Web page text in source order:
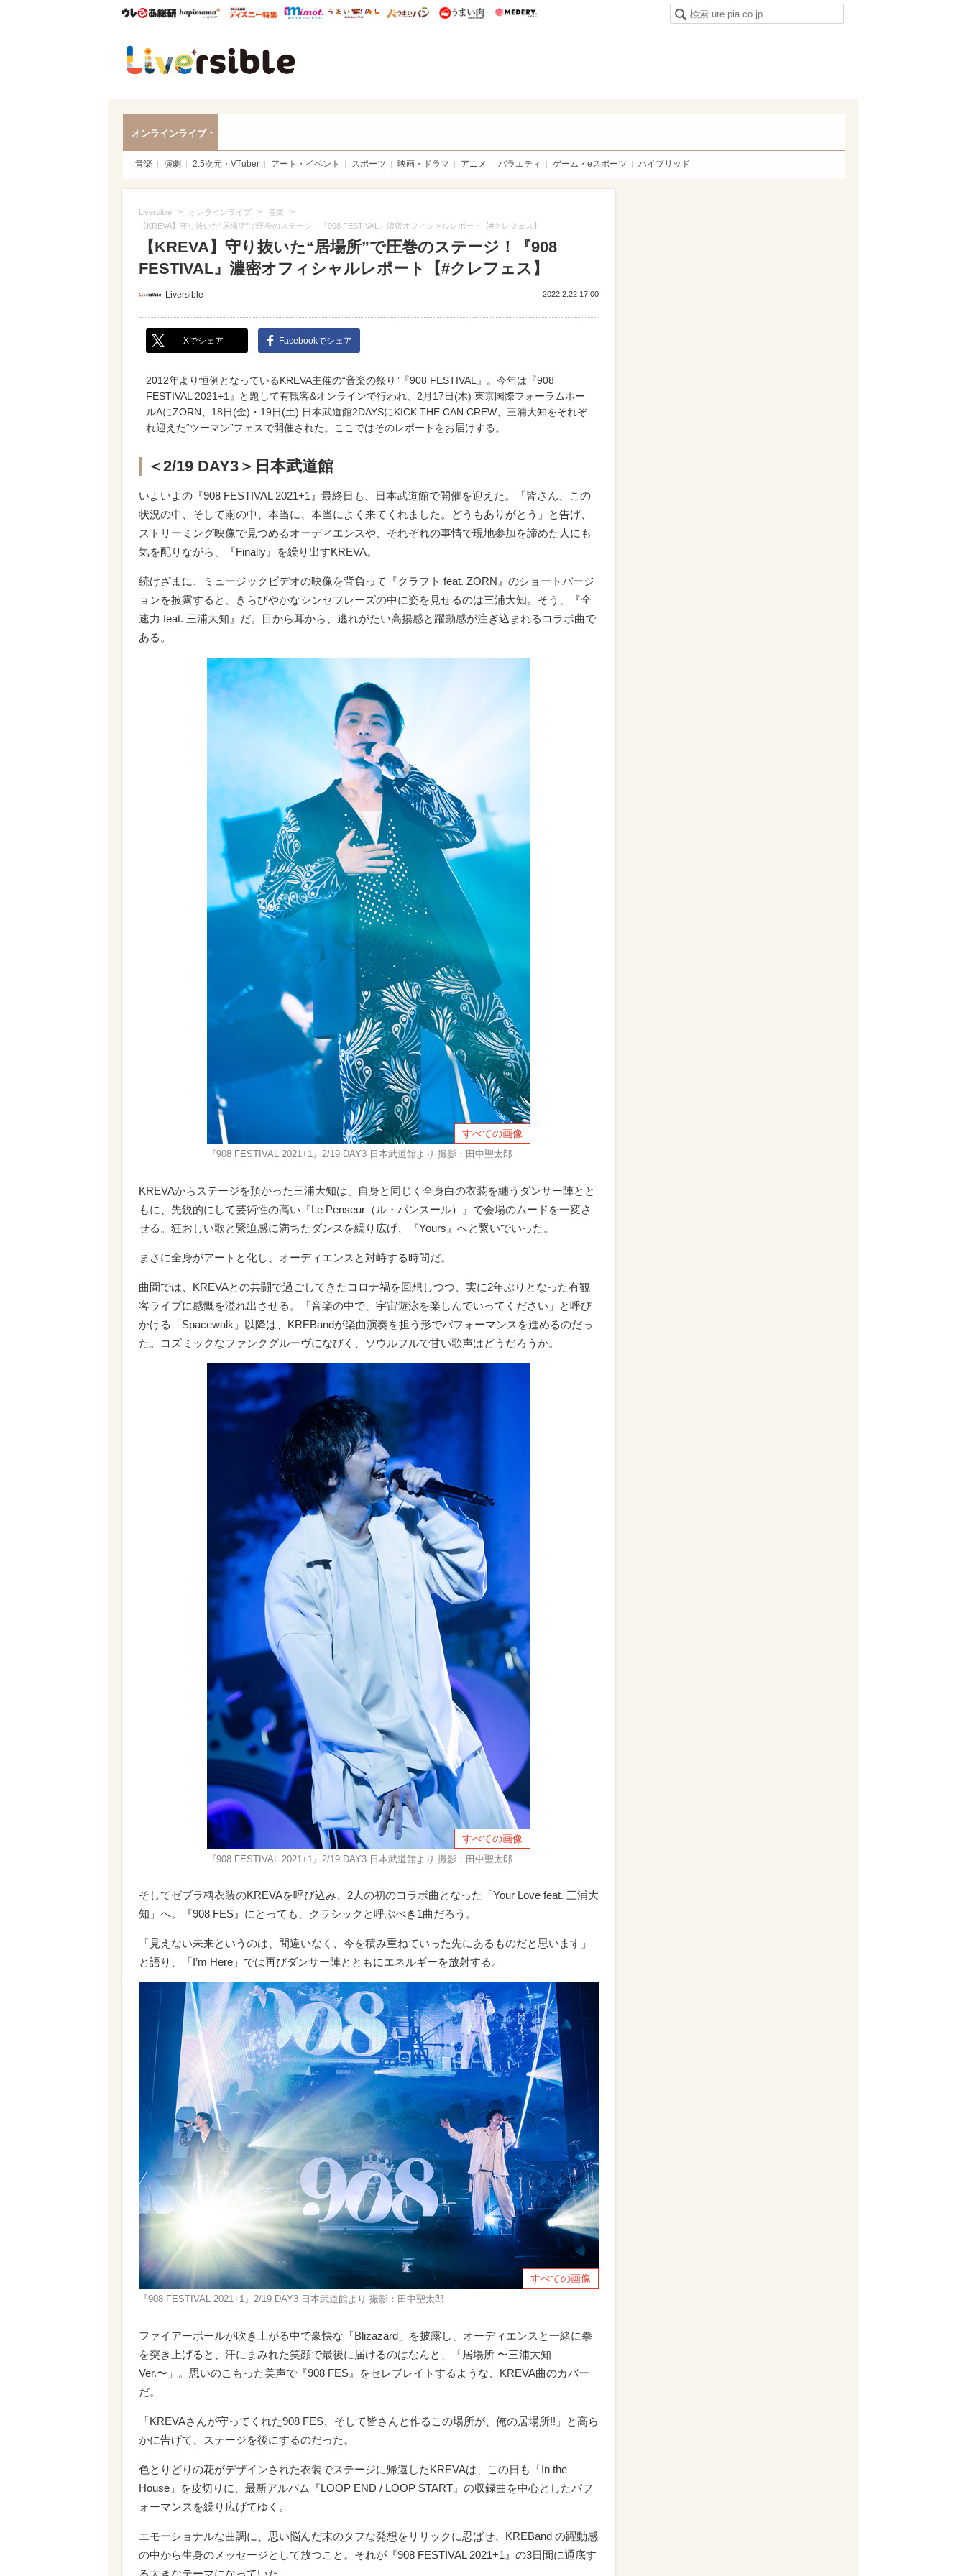
ウレぴあ総研ハピママ* ウレぴあ総研 ディズニー特集
mimot. うまいめし うまいパン うまい肉
オンラインライブ
音楽 演劇 2.5次元・VTuber アート・イベント スポーツ 映画・ドラマ アニメ バラエティ ゲーム・eスポーツ ハイブリッド
Liversible > オンラインライブ > 音楽 >
【KREVA】守り抜いた“居場所”で圧巻のステージ！『908 FESTIVAL』濃密オフィシャルレポート【#クレフェス】
【KREVA】守り抜いた“居場所”で圧巻のステージ！『908
FESTIVAL』濃密オフィシャルレポート【#クレフェス】
Liversible 2022.2.22 17:00
Xでシェア Facebookでシェア
2012年より恒例となっているKREVA主催の“音楽の祭り”『908 FESTIVAL』。今年は『908
FESTIVAL 2021+1』と題して有観客&オンラインで行われ、2月17日(木) 東京国際フォーラムホー
ルAにZORN、18日(金)・19日(土) 日本武道館2DAYSにKICK THE CAN CREW、三浦大知をそれぞ
れ迎えた“ツーマン”フェスで開催された。ここではそのレポートをお届けする。
＜2/19 DAY3＞日本武道館
いよいよの『908 FESTIVAL 2021+1』最終日も、日本武道館で開催を迎えた。「皆さん、この
状況の中、そして雨の中、本当に、本当によく来てくれました。どうもありがとう」と告げ、
ストリーミング映像で見つめるオーディエンスや、それぞれの事情で現地参加を諦めた人にも
気を配りながら、『Finally』を繰り出すKREVA。
続けざまに、ミュージックビデオの映像を背負って『クラフト feat. ZORN』のショートバージ
ョンを披露すると、きらびやかなシンセフレーズの中に姿を見せるのは三浦大知。そう、『全
速力 feat. 三浦大知』だ。目から耳から、逃れがたい高揚感と躍動感が注ぎ込まれるコラボ曲で
ある。
すべての画像
『908 FESTIVAL 2021+1』2/19 DAY3 日本武道館より 撮影：田中聖太郎
KREVAからステージを預かった三浦大知は、自身と同じく全身白の衣装を纏うダンサー陣とと
もに、先鋭的にして芸術性の高い『Le Penseur（ル・パンスール）』で会場のムードを一変さ
せる。狂おしい歌と緊迫感に満ちたダンスを繰り広げ、『Yours』へと繋いでいった。
まさに全身がアートと化し、オーディエンスと対峙する時間だ。
曲間では、KREVAとの共闘で過ごしてきたコロナ禍を回想しつつ、実に2年ぶりとなった有観
客ライブに感慨を溢れ出させる。「音楽の中で、宇宙遊泳を楽しんでいってください」と呼び
かける「Spacewalk」以降は、KREBandが楽曲演奏を担う形でパフォーマンスを進めるのだっ
た。コズミックなファンクグルーヴになびく、ソウルフルで甘い歌声はどうだろうか。
すべての画像
『908 FESTIVAL 2021+1』2/19 DAY3 日本武道館より 撮影：田中聖太郎
そしてゼブラ柄衣装のKREVAを呼び込み、2人の初のコラボ曲となった「Your Love feat. 三浦大
知」へ。『908 FES』にとっても、クラシックと呼ぶべき1曲だろう。
「見えない未来というのは、間違いなく、今を積み重ねていった先にあるものだと思います」
と語り、「I’m Here」では再びダンサー陣とともにエネルギーを放射する。
すべての画像
『908 FESTIVAL 2021+1』2/19 DAY3 日本武道館より 撮影：田中聖太郎
ファイアーボールが吹き上がる中で豪快な「Blizazard」を披露し、オーディエンスと一緒に拳
を突き上げると、汗にまみれた笑顔で最後に届けるのはなんと、「居場所 〜三浦大知
Ver.〜」。思いのこもった美声で『908 FES』をセレブレイトするような、KREVA曲のカバー
だ。
「KREVAさんが守ってくれた908 FES、そして皆さんと作るこの場所が、俺の居場所!!」と高ら
かに告げて、ステージを後にするのだった。
色とりどりの花がデザインされた衣装でステージに帰還したKREVAは、この日も「In the
House」を皮切りに、最新アルバム『LOOP END / LOOP START』の収録曲を中心としたパフ
ォーマンスを繰り広げてゆく。
エモーショナルな曲調に、思い悩んだ末のタフな発想をリリックに忍ばせ、KREBand の躍動感
の中から生身のメッセージとして放つこと。それが『908 FESTIVAL 2021+1』の3日間に通底す
る大きなテーマになっていた。